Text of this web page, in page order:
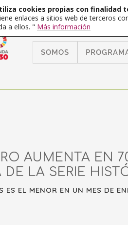
SOMOS
AUMENTA EN
LA SERIE
ES EL MENOR EN UN MES DE
cookies propias con finalidad
enlaces a sitios web de terceros
a ellos. " Más información